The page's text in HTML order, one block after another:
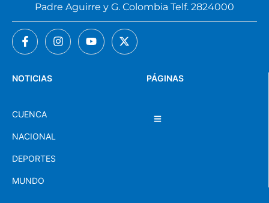
PÁGINAS
NOTICIAS
CUENCA
NACIONAL
DEPORTES
MUNDO
Padre Aguirre y G. Colombia Telf. 2824000